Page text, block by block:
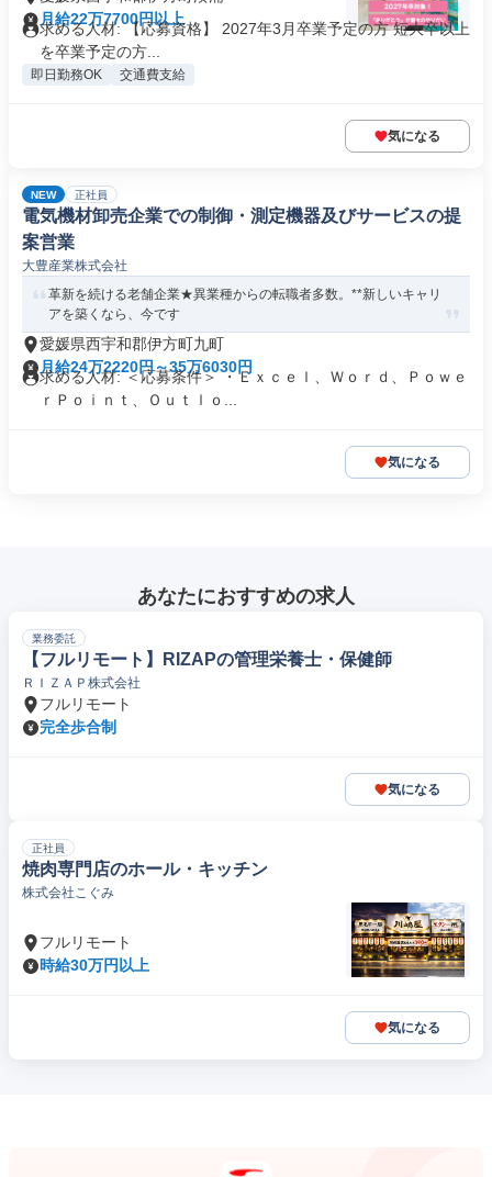
月給22万7700円以上
求める人材: 【応募資格】 2027年3月卒業予定の方 短大卒以上
を卒業予定の方...
即日勤務OK 交通費支給
気になる
NEW 正社員
電気機材卸売企業での制御・測定機器及びサービスの提
案営業
大豊産業株式会社
革新を続ける老舗企業★異業種からの転職者多数。**新しいキャリ
アを築くなら、今です
愛媛県西宇和郡伊方町九町
月給24万2220円～35万6030円
求める人材: ＜応募条件＞ ・Ｅｘｃｅｌ、Ｗｏｒｄ、Ｐｏｗｅ
ｒＰｏｉｎｔ、Ｏｕｔｌｏ...
気になる
あなたにおすすめの求人
業務委託
【フルリモート】RIZAPの管理栄養士・保健師
ＲＩＺＡＰ株式会社
フルリモート
完全歩合制
気になる
正社員
焼肉専門店のホール・キッチン
株式会社こぐみ
フルリモート
時給30万円以上
気になる